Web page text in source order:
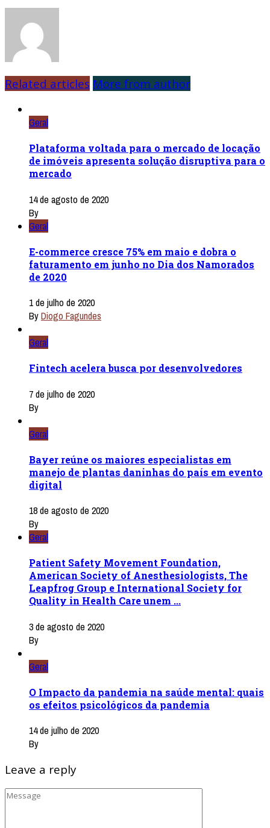
Related articles More from author
Geral
Plataforma voltada para o mercado de locação
de imóveis apresenta solução disruptiva para o
mercado
14 de agosto de 2020
By
Geral
E-commerce cresce 75% em maio e dobra o
faturamento em junho no Dia dos Namorados
de 2020
1 de julho de 2020
ByDiogo Fagundes
Geral
Fintech acelera busca por desenvolvedores
7 de julho de 2020
By
Geral
Bayer reúne os maiores especialistas em
manejo de plantas daninhas do país em evento
digital
18 de agosto de 2020
By
Geral
Patient Safety Movement Foundation,
American Society of Anesthesiologists, The
Leapfrog Group e International Society for
Quality in Health Care unem ...
3 de agosto de 2020
By
Geral
O Impacto da pandemia na saúde mental: quais
os efeitos psicológicos da pandemia
14 de julho de 2020
By
Leave a reply